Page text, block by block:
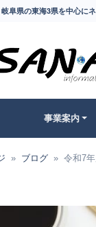
阜県の東海3県を中心に
事業案内
ブログ 令和7